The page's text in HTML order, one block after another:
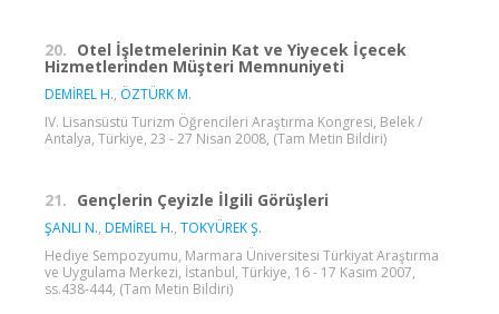
20. Otel İşletmelerinin Kat ve Yiyecek İçecek
Hizmetlerinden Müşteri Memnuniyeti
DEMİREL H., ÖZTÜRK M.
IV. Lisansüstü Turizm Öğrencileri Araştırma Kongresi, Belek /
Antalya, Türkiye, 23 - 27 Nisan 2008, (Tam Metin Bildiri)
21. Gençlerin Çeyizle İlgili Görüşleri
ŞANLI N., DEMİREL H., TOKYÜREK Ş.
Hediye Sempozyumu, Marmara Üniversitesi Türkiyat Araştırma
ve Uygulama Merkezi, İstanbul, Türkiye, 16 - 17 Kasım 2007,
ss.438-444, (Tam Metin Bildiri)